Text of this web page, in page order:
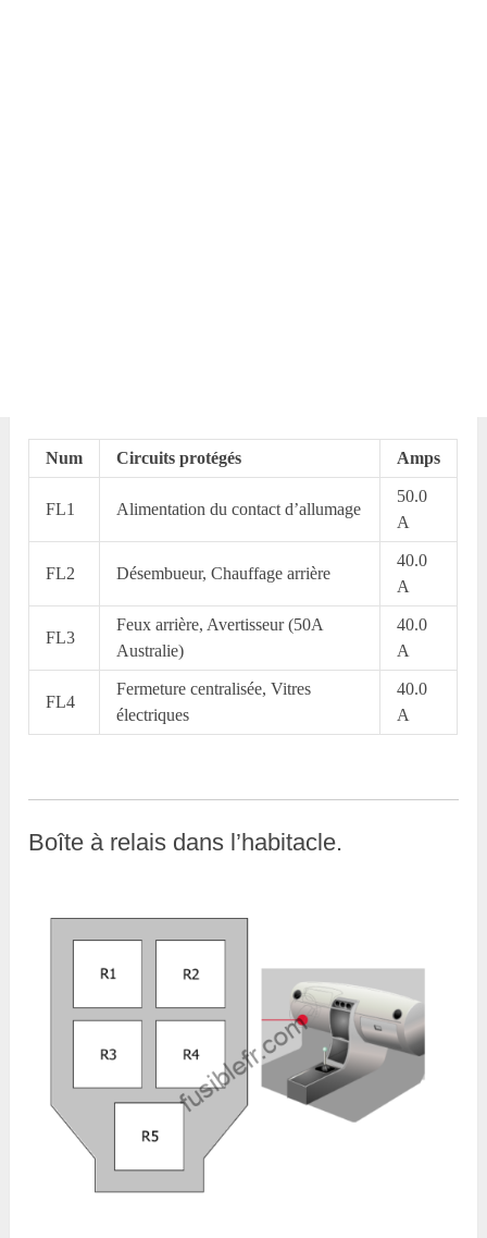
Num Circuits protégés Amps
FL1 Alimentation du contact d’allumage
50.0
A
FL2 Désembueur, Chauffage arrière
40.0
A
FL3
Feux arrière, Avertisseur (50A
Australie)
40.0
A
FL4
Fermeture centralisée, Vitres
électriques
40.0
A
Boîte à relais dans l’habitacle.